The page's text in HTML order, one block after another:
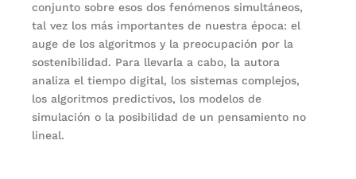
conjunto sobre esos dos fenómenos simultáneos,
tal vez los más importantes de nuestra época: el
auge de los algoritmos y la preocupación por la
sostenibilidad. Para llevarla a cabo, la autora
analiza el tiempo digital, los sistemas complejos,
los algoritmos predictivos, los modelos de
simulación o la posibilidad de un pensamiento no
lineal.